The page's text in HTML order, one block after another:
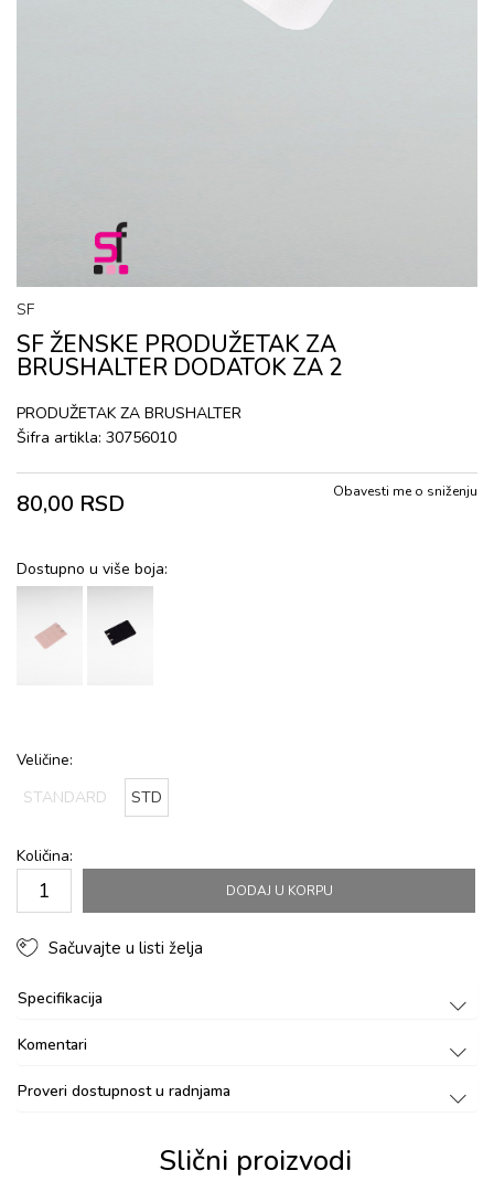
SF
SF ŽENSKE PRODUŽETAK ZA
BRUSHALTER DODATOK ZA 2
PRODUŽETAK ZA BRUSHALTER
Šifra artikla: 30756010
80,00 RSD Obavesti me o sniženju
Dostupno u više boja:
Veličine:
STANDARD
STD
Količina:
DODAJ U KORPU
Sačuvajte u listi želja
Specifikacija
Komentari
Proveri dostupnost u radnjama
Slični proizvodi